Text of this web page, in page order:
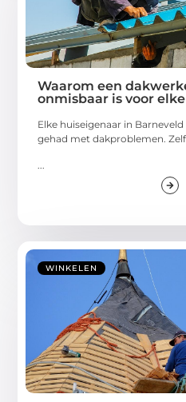
Waarom een
onmisbaar is voor
Elke huiseigenaar in
gehad met dakproblemen.
WINKELEN